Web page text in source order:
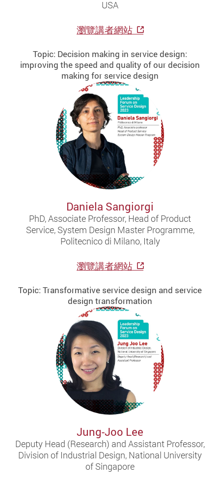
USA
瀏覽講者網站
Topic: Decision making in service design:
improving the speed and quality of our decision
making for service design
Daniela Sangiorgi
PhD, Associate Professor, Head of Product
Service, System Design Master Programme,
Politecnico di Milano, Italy
瀏覽講者網站
Topic: Transformative service design and service
design transformation
Jung-Joo Lee
Deputy Head (Research) and Assistant Professor,
Division of Industrial Design, National University
of Singapore